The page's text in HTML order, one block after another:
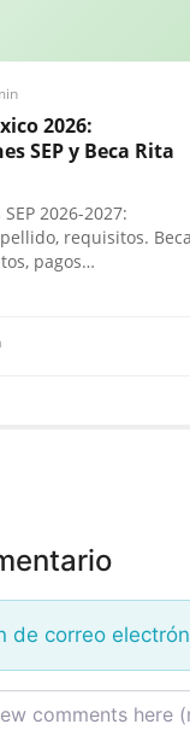
2026:
SEP y Beca Rita
2026-2027:
requisitos. Beca
pagos…
de correo